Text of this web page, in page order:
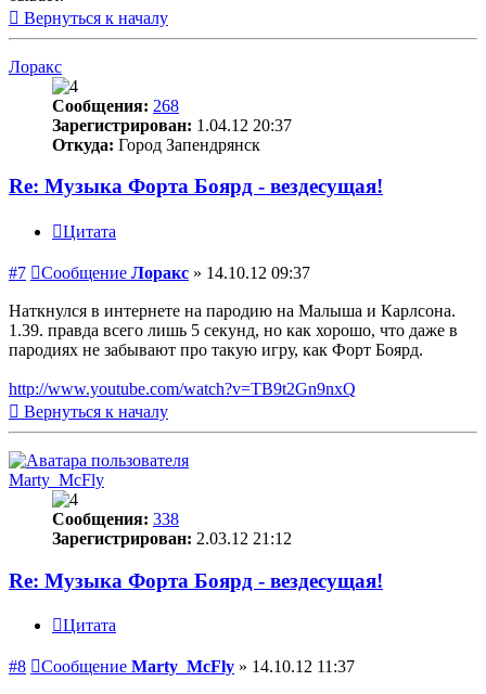
Вернуться к началу
Лоракс
Сообщения: 268
Зарегистрирован: 1.04.12 20:37
Откуда: Город Запендрянск
Re: Музыка Форта Боярд - вездесущая!
Цитата
#7 Сообщение Лоракс » 14.10.12 09:37
Наткнулся в интернете на пародию на Малыша и Карлсона.
1.39. правда всего лишь 5 секунд, но как хорошо, что даже в
пародиях не забывают про такую игру, как Форт Боярд.
http://www.youtube.com/watch?v=TB9t2Gn9nxQ
Вернуться к началу
Marty_McFly
Сообщения: 338
Зарегистрирован: 2.03.12 21:12
Re: Музыка Форта Боярд - вездесущая!
Цитата
#8 Сообщение Marty_McFly » 14.10.12 11:37